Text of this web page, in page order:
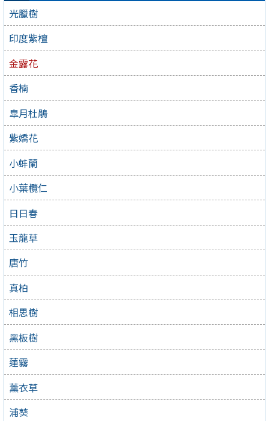
光臘樹
印度紫檀
金露花
香楠
皐月杜鵑
紫嬌花
小蚌蘭
小葉欖仁
日日春
玉龍草
唐竹
真柏
相思樹
黑板樹
蓮霧
薰衣草
浦葵